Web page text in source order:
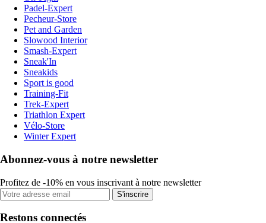
Padel-Expert
Pecheur-Store
Pet and Garden
Slowood Interior
Smash-Expert
Sneak'In
Sneakids
Sport is good
Training-Fit
Trek-Expert
Triathlon Expert
Vélo-Store
Winter Expert
Abonnez-vous à notre newsletter
Profitez de -10% en vous inscrivant à notre newsletter
S'inscrire
Restons connectés